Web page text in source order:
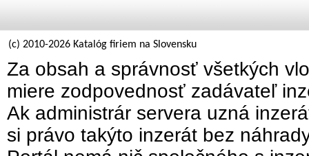
(c) 2010-2026 Katalóg firiem na Slovensku
Za obsah a správnosť všetkých
miere zodpovednosť zadávateľ
Ak administrár servera uzná
si právo takýto inzerát bez